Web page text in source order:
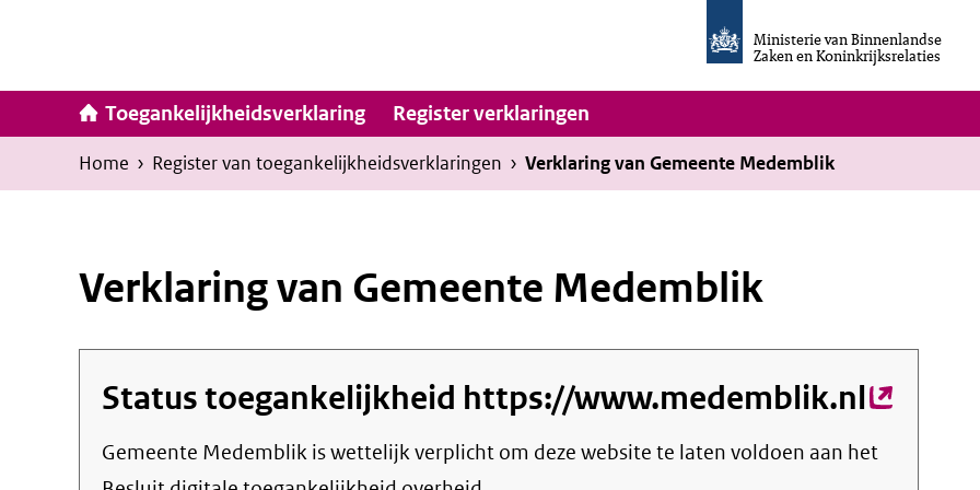
inhoud
Ministerie van Binnenlandse
Zaken en Koninkrijksrelaties
van
Invulassistent
Toegankelijkheidsverklaring
Toegankelijkheidsverklaring Hoofdnavigatie
Register verklaringen
Kruimelpad
U
bevindt
Home › Register van toegankelijkheids­verklaringen › Verklaring van Gemeente Medemblik
Verklaring van Gemeente Medemblik
Status toegankelijkheid https://www.medemblik.nl(externe
link)
Gemeente Medemblik is wettelijk verplicht om deze website te laten voldoen aan het